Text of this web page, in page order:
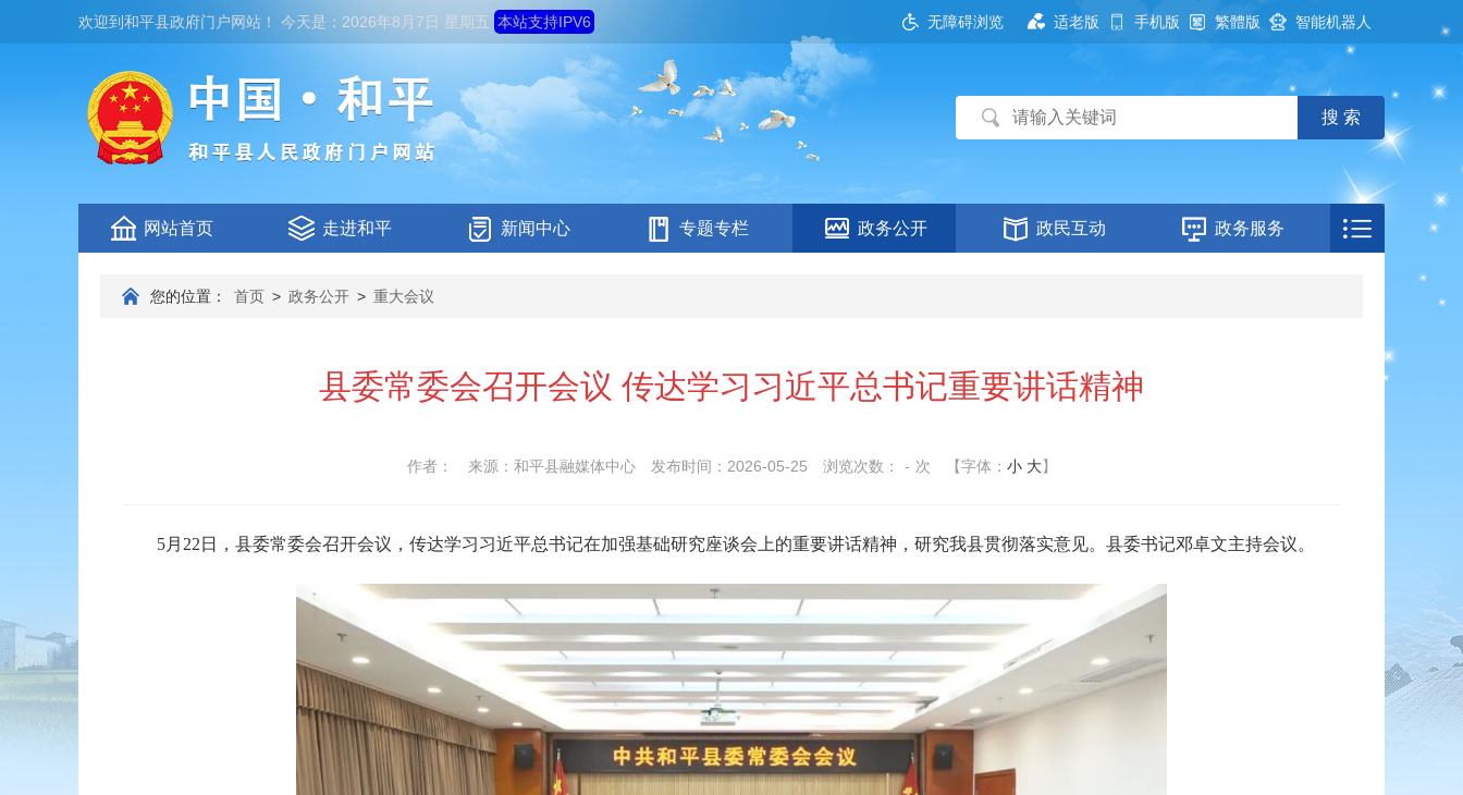
欢迎到和平县政府门户网站 ！ 今天是： 2026年8月7日 星期五 本站支持IPV6 无障碍浏览 适老版 手机版 繁體版 智能机器人
网站首页 走进和平 新闻中心 专题专栏 政务公开 政民互动 政务服务
您的位置： 首页 > 政务公开 > 重大会议
县委常委会召开会议 传达学习习近平总书记重要讲话精神
作者： 来源：和平县融媒体中心 发布时间：2026-05-25 浏览次数： - 次 【字体： 小 大】
5月22日，县委常委会召开会议，传达学习习近平总书记在加强基础研究座谈会上的重要讲话精神，研究我县贯彻落实意见。县委书记邓卓文主持会议。